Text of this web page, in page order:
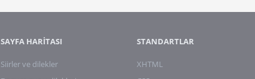
SAYFA HARİTASI
Siirler ve dilekler
STANDARTLAR
XHTML